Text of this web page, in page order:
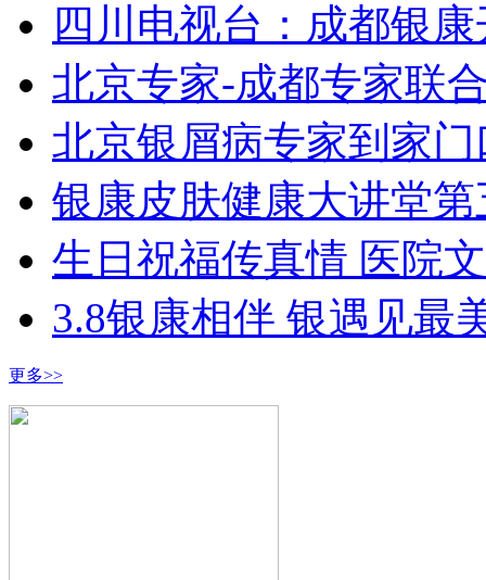
四川电视台：成都银
北京专家-成都专家联
北京银屑病专家到家门
银康皮肤健康大讲堂第
生日祝福传真情 医院
3.8银康相伴 银遇见最
更多>>